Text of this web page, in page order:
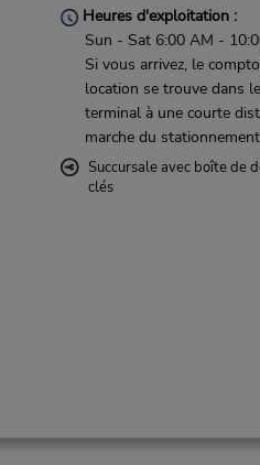
Heures d'exploitation :
Sun - Sat 6:00 AM -
Si vous arrivez, le
location se trouve dans le
terminal à une courte
marche du
Succursale avec boîte de
clés